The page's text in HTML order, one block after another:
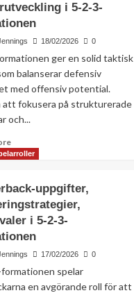
Mittfältskontroll
i
2-
3-
formationen
i 5-2-3-
18/02/2026 0
ger en solid taktisk
balanserar defensiv
med offensiv potential.
att fokusera på strukturerade
och...
Read
more
övningar,
Träningsmetoder,
Spelarutveckling
i
2-
3-
formationen
uppgifter,
i 5-2-3-
17/02/2026 0
spelar
en avgörande roll för att